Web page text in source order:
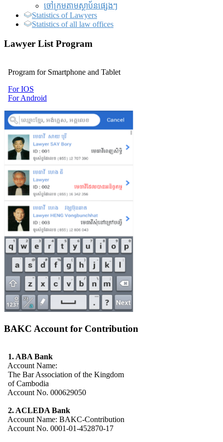
ចៅក្រមតាមស្ថាប័នផ្សេងៗ
Statistics of Lawyers
Statistics of all law offices
Lawyer List Program
Program for Smartphone and Tablet
For IOS
For Android
BAKC Account for Contribution
1. ABA Bank
Account Name:
The Bar Association of the Kingdom
of Cambodia
Account No. 000629050
2. ACLEDA Bank
Account Name: BAKC-Contribution
Account No. 0001-01-452870-17